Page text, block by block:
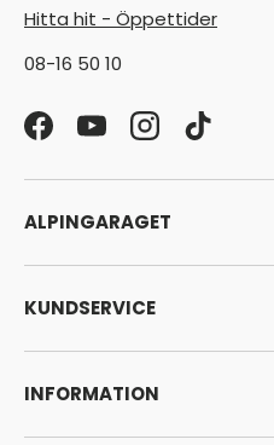
Hitta hit - Öppettider
08-16 50 10
FacebookYouTubeInstagram
TikTok
ALPINGARAGET
KUNDSERVICE
INFORMATION